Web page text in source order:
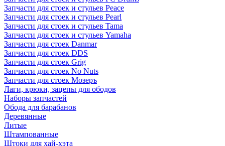
Запчасти для стоек и стульев Peace
Запчасти для стоек и стульев Pearl
Запчасти для стоек и стульев Tama
Запчасти для стоек и стульев Yamaha
Запчасти для стоек Danmar
Запчасти для стоек DDS
Запчасти для стоек Grig
Запчасти для стоек No Nuts
Запчасти для стоек Мозеръ
Лаги, крюки, зацепы для ободов
Наборы запчастей
Обода для барабанов
Деревянные
Литые
Штампованные
Штоки для хай-хэта